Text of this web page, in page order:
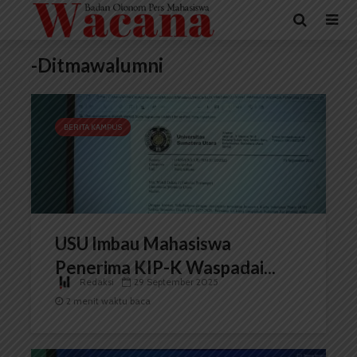
-Ditmawalumni
BERITA KAMPUS
USU Imbau Mahasiswa
Penerima KIP-K Waspadai...
Redaksi
29 September 2025
2 menit waktu baca